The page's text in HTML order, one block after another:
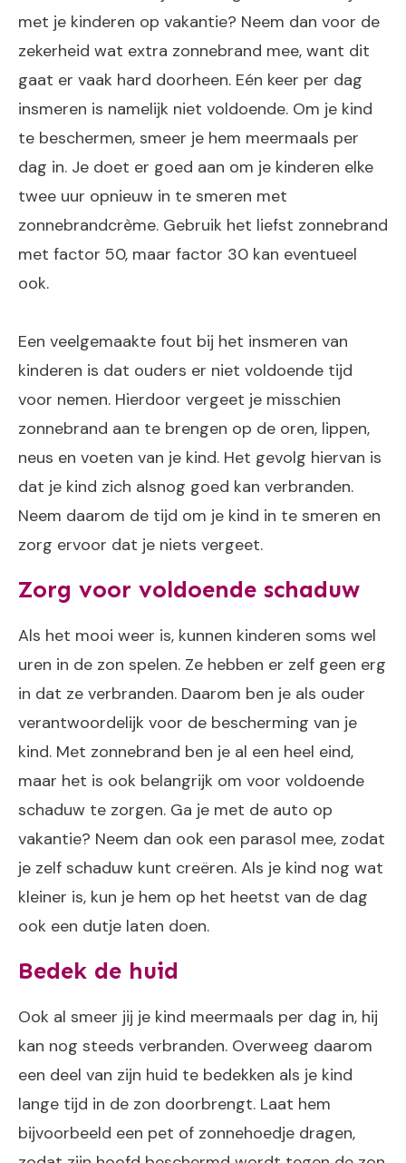
met je kinderen op vakantie? Neem dan voor de
zekerheid wat extra zonnebrand mee, want dit
gaat er vaak hard doorheen. Eén keer per dag
insmeren is namelijk niet voldoende. Om je kind
te beschermen, smeer je hem meermaals per
dag in. Je doet er goed aan om je kinderen elke
twee uur opnieuw in te smeren met
zonnebrandcrème. Gebruik het liefst zonnebrand
met factor 50, maar factor 30 kan eventueel
ook.
Een veelgemaakte fout bij het insmeren van
kinderen is dat ouders er niet voldoende tijd
voor nemen. Hierdoor vergeet je misschien
zonnebrand aan te brengen op de oren, lippen,
neus en voeten van je kind. Het gevolg hiervan is
dat je kind zich alsnog goed kan verbranden.
Neem daarom de tijd om je kind in te smeren en
zorg ervoor dat je niets vergeet.
Zorg voor voldoende schaduw
Als het mooi weer is, kunnen kinderen soms wel
uren in de zon spelen. Ze hebben er zelf geen erg
in dat ze verbranden. Daarom ben je als ouder
verantwoordelijk voor de bescherming van je
kind. Met zonnebrand ben je al een heel eind,
maar het is ook belangrijk om voor voldoende
schaduw te zorgen. Ga je met de auto op
vakantie? Neem dan ook een parasol mee, zodat
je zelf schaduw kunt creëren. Als je kind nog wat
kleiner is, kun je hem op het heetst van de dag
ook een dutje laten doen.
Bedek de huid
Ook al smeer jij je kind meermaals per dag in, hij
kan nog steeds verbranden. Overweeg daarom
een deel van zijn huid te bedekken als je kind
lange tijd in de zon doorbrengt. Laat hem
bijvoorbeeld een pet of zonnehoedje dragen,